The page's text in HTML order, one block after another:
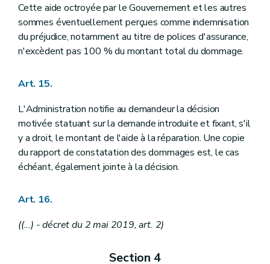
Cette aide octroyée par le Gouvernement et les autres
sommes éventuellement perçues comme indemnisation
du préjudice, notamment au titre de polices d'assurance,
n'excèdent pas 100 % du montant total du dommage.
Art. 15.
L'Administration notifie au demandeur la décision
motivée statuant sur la demande introduite et fixant, s'il
y a droit, le montant de l'aide à la réparation. Une copie
du rapport de constatation des dommages est, le cas
échéant, également jointe à la décision.
Art. 16.
((...) - décret du 2 mai 2019, art. 2)
Section 4